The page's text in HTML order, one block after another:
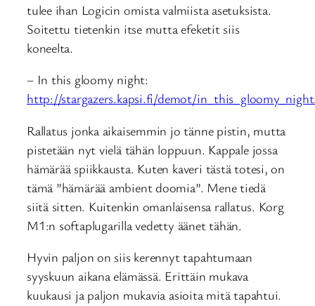
tulee ihan Logicin omista valmiista asetuksista.
Soitettu tietenkin itse mutta efeketit siis
koneelta.
– In this gloomy night:
http://stargazers.kapsi.fi/demot/
Rallatus jonka aikaisemmin jo tänne pistin, mutta
pistetään nyt vielä tähän loppuun. Kappale jossa
hämärää spiikkausta. Kuten kaveri tästä totesi, on
tämä ”hämärää ambient doomia”. Mene tiedä
siitä sitten. Kuitenkin omanlaisensa rallatus. Korg
M1:n softaplugarilla vedetty äänet tähän.
Hyvin paljon on siis kerennyt tapahtumaan
syyskuun aikana elämässä. Erittäin mukava
kuukausi ja paljon mukavia asioita mitä tapahtui.